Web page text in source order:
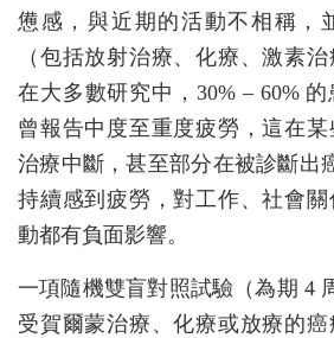
憊感，與近期的活動不相稱，
（包括放射治療、化療、激素治
在大多數研究中，30% – 60%
曾報告中度至重度疲勞，這在
治療中斷，甚至部分在被診斷出
持續感到疲勞，對工作、社會
動都有負面影響。
一項隨機雙盲對照試驗（為期 4
受賀爾蒙治療、化療或放療的